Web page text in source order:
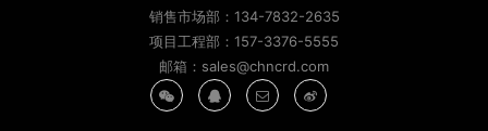
销售市场部：134-7832-2635
项目工程部：157-3376-5555
邮箱：sales@chncrd.com